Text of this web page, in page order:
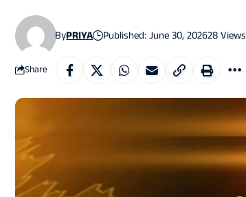
ByPRIYA Published: June 30, 202628 Views
Share